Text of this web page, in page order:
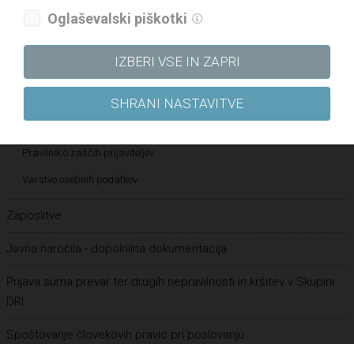
Pravilnik o določanju in varovanju poslovnih skrivnosti
Pravilnik o sponzorstvih in donacijah
Vloga za dodelitev sponzorskih sredstev
Pravilnik o zaščiti prijaviteljev
Varstvo osebnih podatkov
Zaposlitve
Javna naročila - dopolnilna dokumentacija
Prijava suma prevar ter drugih nepravilnosti in kršitev v Skupini
DRI
Spoštovanje človekovih pravic pri poslovanju
Oglaševalski piškotki
IZBERI VSE IN ZAPRI
SHRANI NASTAVITVE